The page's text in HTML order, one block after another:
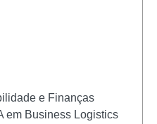
e Finanças
em Business Logistics